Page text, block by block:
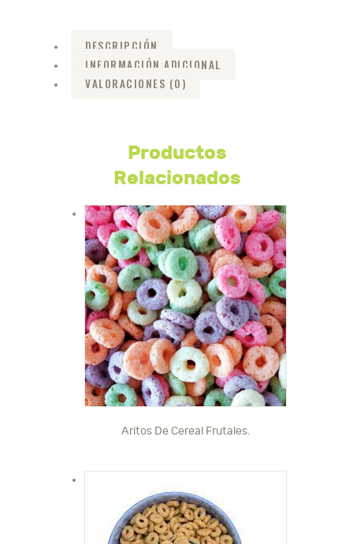
DESCRIPCIÓN
INFORMACIÓN ADICIONAL
VALORACIONES (0)
Productos
Relacionados
Aritos De Cereal Frutales.
múltiples
variantes.
Las